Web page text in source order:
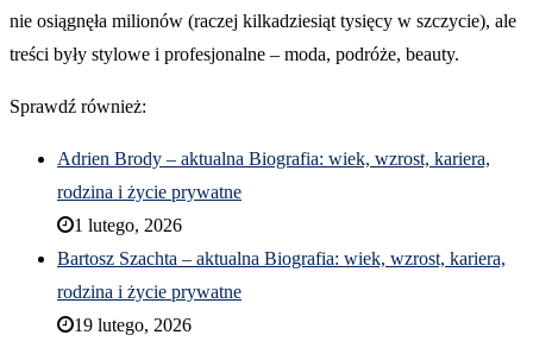
nie osiągnęła milionów (raczej kilkadziesiąt tysięcy w szczycie), ale
treści były stylowe i profesjonalne – moda, podróże, beauty.
Sprawdź również:
Adrien Brody – aktualna Biografia: wiek, wzrost, kariera,
rodzina i życie prywatne
1 lutego, 2026
Bartosz Szachta – aktualna Biografia: wiek, wzrost, kariera,
rodzina i życie prywatne
19 lutego, 2026